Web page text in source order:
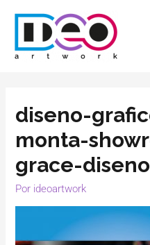
diseno-
monta-
grace-
Por ideoartwork